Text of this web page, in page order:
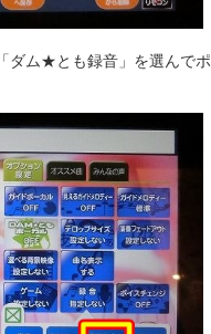
ダム★とも録音」を選んでポ